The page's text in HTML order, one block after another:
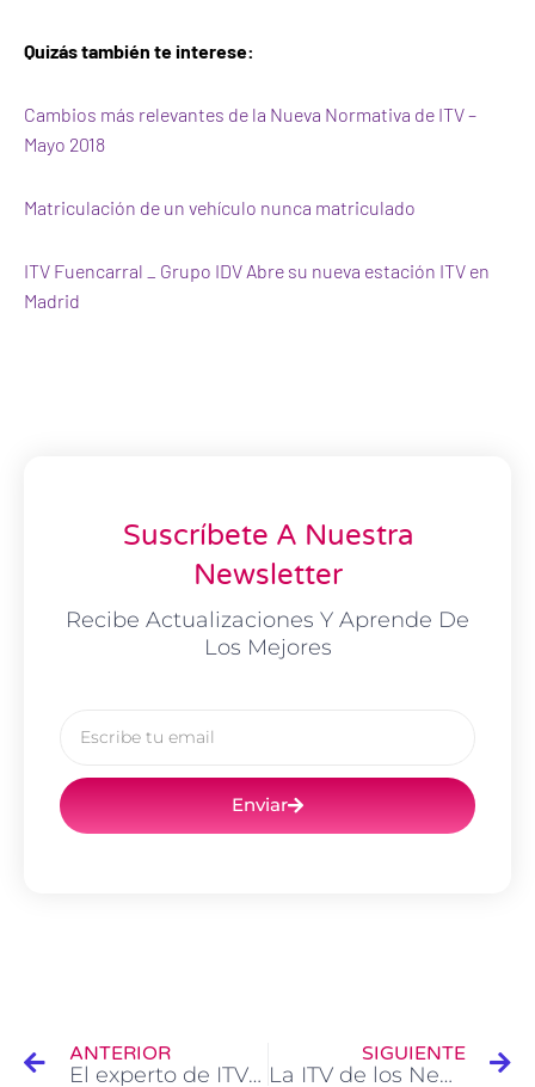
Quizás también te interese:
Cambios más relevantes de la Nueva Normativa de ITV –
Mayo 2018
Matriculación de un vehículo nunca matriculado
ITV Fuencarral _ Grupo IDV Abre su nueva estación ITV en
Madrid
Suscríbete A Nuestra
Newsletter
Recibe Actualizaciones Y Aprende De
Los Mejores
Enviar
ANTERIOR
El experto de ITV responde: Cambio de Centro de ITV
SIGUIENTE
La ITV de los Neumáticos